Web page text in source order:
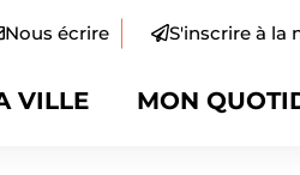
Nous écrire S'inscrire à la
VILLE MON